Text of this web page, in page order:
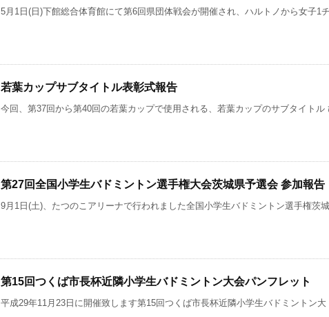
5月1日(日)下館総合体育館にて第6回県団体戦会が開催され、ハルトノから女子1
若葉カップサブタイトル表彰式報告
今回、第37回から第40回の若葉カップで使用される、若葉カップのサブタイトル
第27回全国小学生バドミントン選手権大会茨城県予選会 参加報告
9月1日(土)、たつのこアリーナで行われました全国小学生バドミントン選手権茨
第15回つくば市長杯近隣小学生バドミントン大会パンフレット
平成29年11月23日に開催致します第15回つくば市長杯近隣小学生バドミントン大